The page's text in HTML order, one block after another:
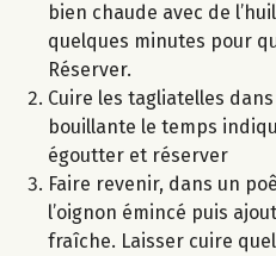
bien chaude avec de
quelques minutes pour
Réserver.
Cuire les tagliatelles
bouillante le temps
égoutter et réserver
Faire revenir, dans un
l’oignon émincé puis
fraîche. Laisser cuire